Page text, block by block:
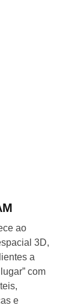
ao
3D,
a
com
e